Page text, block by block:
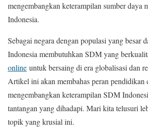
mengembangkan keterampilan sumber daya
Indonesia.
Sebagai negara dengan populasi yang besar
Indonesia membutuhkan SDM yang
online untuk bersaing di era globalisasi dan
Artikel ini akan membahas peran pendidikan
mengembangkan keterampilan SDM
tantangan yang dihadapi. Mari kita telusuri
topik yang krusial ini.